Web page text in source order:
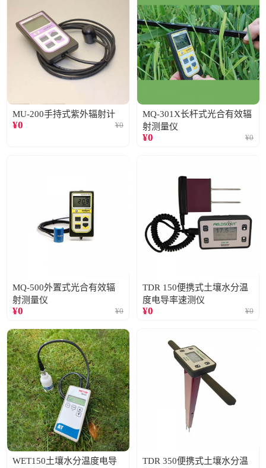
MU-200手持式紫外辐射计
¥0 ¥0
MQ-301X长杆式光合有效辐
射测量仪
¥0 ¥0
MQ-500外置式光合有效辐
射测量仪
¥0 ¥0
TDR 150便携式土壤水分温
度电导率速测仪
¥0 ¥0
WET150土壤水分温度电导
TDR 350便携式土壤水分温